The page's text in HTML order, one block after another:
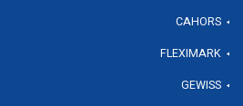
CAHORS
FLEXIMARK
GEWISS